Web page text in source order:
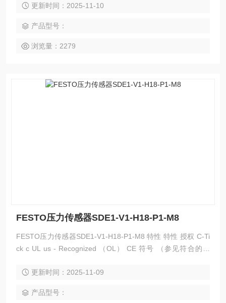
各类气动产品，需报价请发型号数量
更新时间：2025-11-10
产品型号：
浏览量：2279
FESTO压力传感器SDE1-V1-H18-P1-M8
FESTO压力传感器SDE1-V1-H18-P1-M8 特性 特性 授权 C-Ti
ck c UL us - Recognized （OL） CE 符号 （参见符合的标
合 RoHS 测定变量 差压 相对压力 测量方式 压阻式压力传感
更新时间：2025-11-09
产品型号：